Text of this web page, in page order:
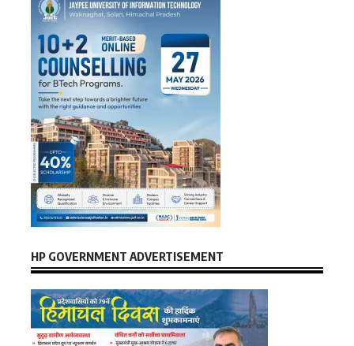
HP GOVERNMENT ADVERTISEMENT